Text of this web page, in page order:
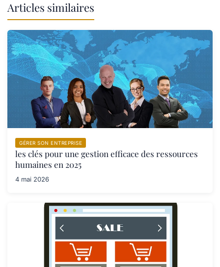
Articles similaires
GÉRER SON ENTREPRISE
les clés pour une gestion efficace des ressources
humaines en 2025
4 mai 2026